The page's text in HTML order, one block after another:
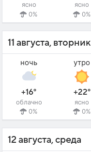
ясно
0%
ясно
0%
11 августа, вторник
ночь
+16°
облачно
0%
утро
+22°
ясно
0%
12 августа, среда